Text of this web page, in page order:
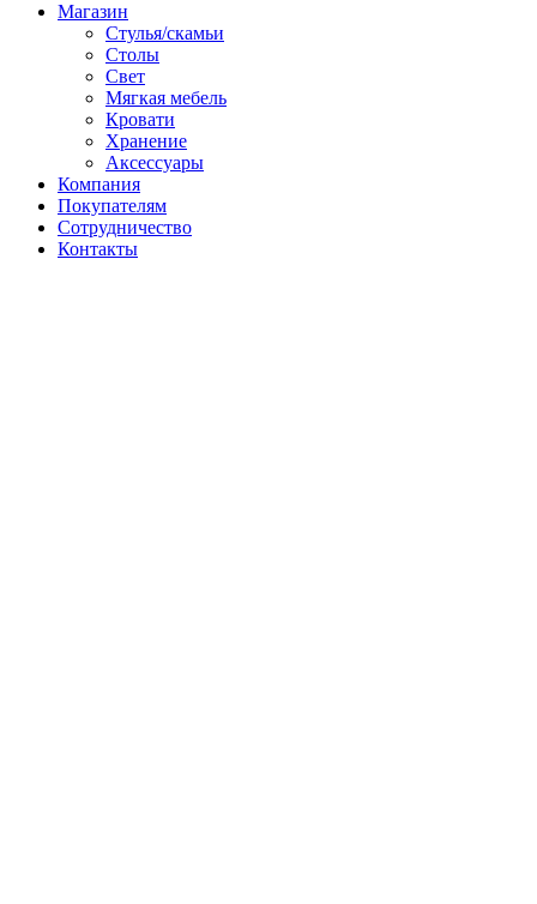
Магазин
Стулья/скамьи
Столы
Свет
Мягкая мебель
Кровати
Хранение
Аксессуары
Компания
Покупателям
Сотрудничество
Контакты